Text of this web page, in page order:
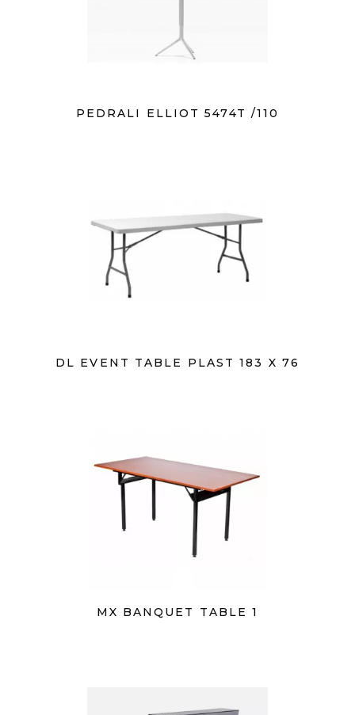
PEDRALI ELLIOT 5474T /110
DL EVENT TABLE PLAST 183 X 76
MX BANQUET TABLE 1